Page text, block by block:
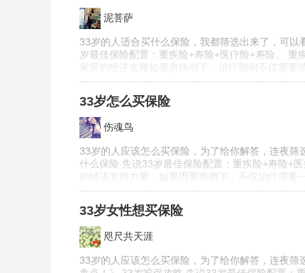
泥菩萨
33岁的人适合买什么保险，我都筛选出来了，可
岁最佳保险配置：重疾险+寿险+医疗险+寿险。
家里的经济支撑如果患病倒下，治疗期间不仅需要
33岁怎么买保险
伤魂鸟
33岁的人应该怎么买保险，为了给你解答，连夜
什么保险 先说33岁最佳保险配置：重疾险+寿险+
的经济支持力量，如果因重疾倒下，不仅治疗需要
33岁女性想买保险
咫尺共天涯
33岁的人应该怎么买保险，为了给你解答，连夜